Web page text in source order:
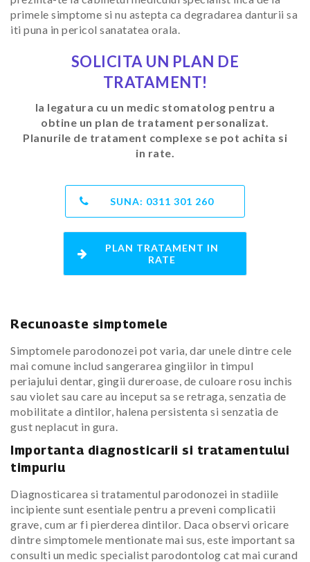
primele simptome si nu astepta ca degradarea danturii sa
iti puna in pericol sanatatea orala.
SOLICITA UN PLAN DE
TRATAMENT!
Ia legatura cu un medic stomatolog pentru a
obtine un plan de tratament personalizat.
Planurile de tratament complexe se pot achita si
in rate.
SUNA: 0311 301 260
PLAN TRATAMENT IN
RATE
Recunoaste simptomele
Simptomele parodonozei pot varia, dar unele dintre cele
mai comune includ sangerarea gingiilor in timpul
periajului dentar, gingii dureroase, de culoare rosu inchis
sau violet sau care au inceput sa se retraga, senzatia de
mobilitate a dintilor, halena persistenta si senzatia de
gust neplacut in gura.
Importanta diagnosticarii si tratamentului
timpuriu
Diagnosticarea si tratamentul parodonozei in stadiile
incipiente sunt esentiale pentru a preveni complicatii
grave, cum ar fi pierderea dintilor. Daca observi oricare
dintre simptomele mentionate mai sus, este important sa
consulti un medic specialist parodontolog cat mai curand